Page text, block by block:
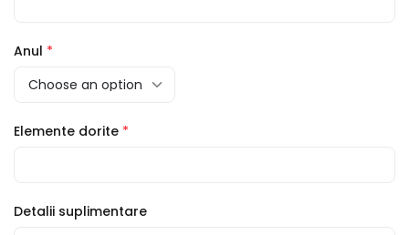
Anul *
Elemente dorite *
Detalii suplimentare